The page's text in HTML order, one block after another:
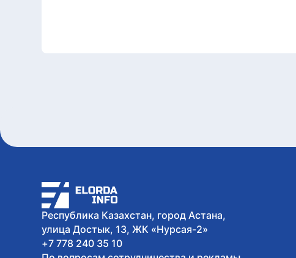
Республика Казахстан, город Астана,
улица Достык, 13, ЖК «Нурсая-2»
+7 778 240 35 10